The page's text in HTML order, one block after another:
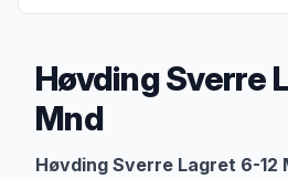
Høvding Sverre
Mnd
Produktbeskrivelse
Høvding Sverre Lagret 6-12